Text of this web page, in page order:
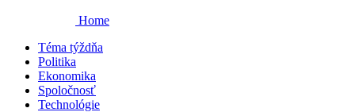
Home
Téma týždňa
Politika
Ekonomika
Spoločnosť
Technológie